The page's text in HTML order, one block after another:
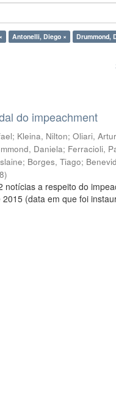
Antonelli, Diego ×
Drummond,
do impeachment
; Kleina, Nilton;Oliari, Artur
Daniela; Ferracioli,
; Borges, Tiago;
)
a respeito do
(data em que foi